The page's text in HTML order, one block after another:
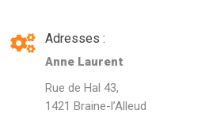
Adresses :
Anne Laurent
Rue de Hal 43,
1421 Braine-l’Alleud